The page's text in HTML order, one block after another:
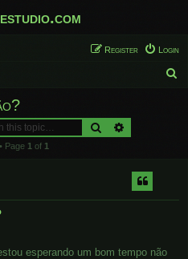
Login
Register
Search
Page 1 of 1
esperando um bom tempo não